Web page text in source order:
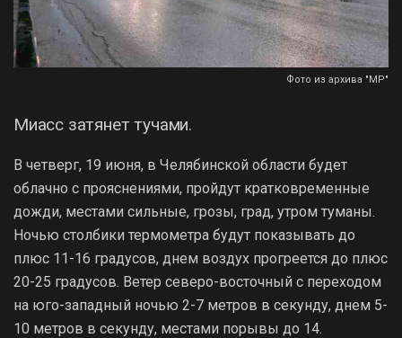
Фото из архива "МР"
Миасс затянет тучами.
В четверг, 19 июня, в Челябинской области будет
облачно с прояснениями, пройдут кратковременные
дожди, местами сильные, грозы, град, утром туманы.
Ночью столбики термометра будут показывать до
плюс 11-16 градусов, днем воздух прогреется до плюс
20-25 градусов. Ветер северо-восточный с переходом
на юго-западный ночью 2-7 метров в секунду, днем 5-
10 метров в секунду, местами порывы до 14.